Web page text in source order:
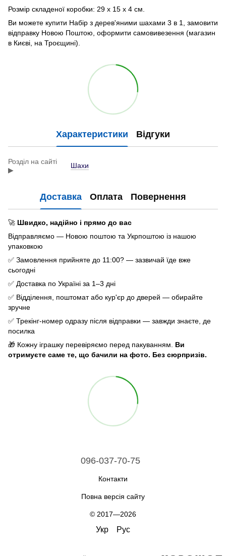
Розмір складеної коробки: 29 х 15 х 4 см.
Ви можете купити Набір з дерев'яними шахами 3 в 1, замовити
відправку Новою Поштою, оформити самовивезення (магазин
в Києві, на Троєщині).
Характеристики Відгуки
Розділ на сайті
▶
Шахи
Доставка Оплата Повернення
🚀 Швидко, надійно і прямо до вас
Відправляємо — Новою поштою та Укрпоштою із нашою
упаковкою
✅ Замовлення прийняте до 11:00? — зазвичай їде вже
сьогодні
✅ Доставка по Україні за 1–3 дні
✅ Відділення, поштомат або кур'єр до дверей — обирайте
зручне
✅ Трекінг-номер одразу після відправки — завжди знаєте, де
посилка
🎁 Кожну іграшку перевіряємо перед пакуванням. Ви
отримуєте саме те, що бачили на фото. Без сюрпризів.
096-037-70-75
Контакти
Повна версія сайту
© 2017—2026
Укр Рус